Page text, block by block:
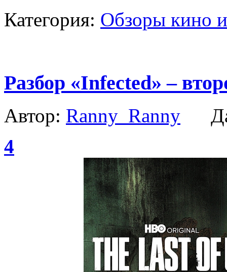
Категория: Обзоры кино
Разбор «Infected» –
Автор: Ranny_Ranny
4